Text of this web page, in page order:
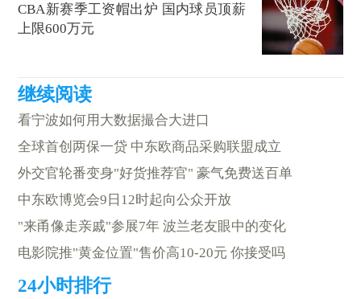
CBA新赛季工资帽出炉 国内球员顶薪
上限600万元
看宁波如何用大数据撮合大进口
全球首创两保一贷 中东欧商品采购联盟成立
外交官轮番变身"好货推荐官" 豪气免费送百单
中东欧博览会9日12时起向公众开放
"来甬像走亲戚"参展7年 波兰老友眼中的变化
电影院推"黄金位置"售价高10-20元 你接受吗